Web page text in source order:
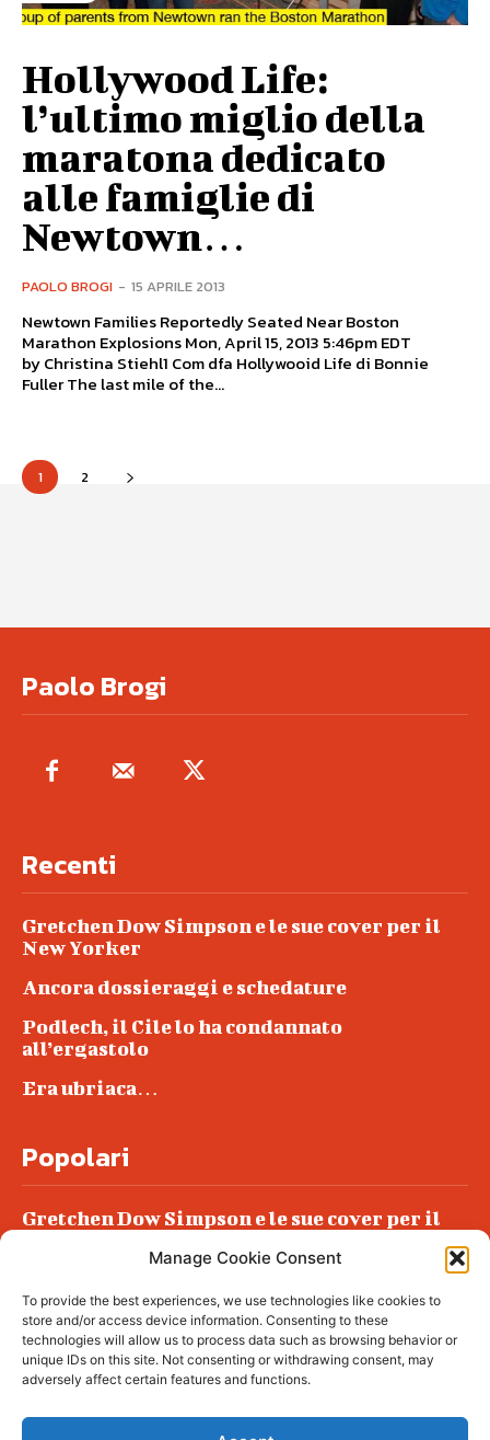
Manage Cookie Consent
To provide the best experiences, we use technologies like cookies to
store and/or access device information. Consenting to these
technologies will allow us to process data such as browsing behavior or
unique IDs on this site. Not consenting or withdrawing consent, may
adversely affect certain features and functions.
Hollywood Life:
l’ultimo miglio della
maratona dedicato
alle famiglie di
Newtown…
PAOLO BROGI - 15 APRILE 2013
Newtown Families Reportedly Seated Near Boston
Marathon Explosions Mon, April 15, 2013 5:46pm EDT
by Christina Stiehl1 Com dfa Hollywooid Life di Bonnie
Fuller The last mile of the...
1 2
Paolo Brogi
Recenti
Gretchen Dow Simpson e le sue cover per il
New Yorker
Ancora dossieraggi e schedature
Podlech, il Cile lo ha condannato
all’ergastolo
Era ubriaca…
Popolari
Gretchen Dow Simpson e le sue cover per il
Podlech, il Cile lo ha condannato
all’ergastolo
Era ubriaca…